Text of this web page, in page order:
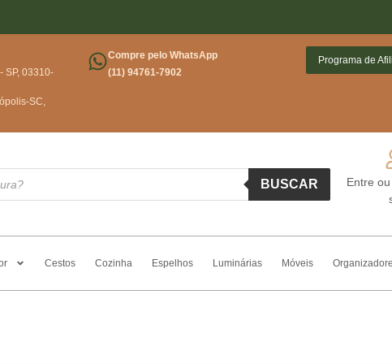
SP, 03310-
SC,
Compre pelo WhatsApp
(11) 94761-7902
Programa de
BUSCAR
Entre
Cestos Cozinha Espelhos Luminárias Móveis